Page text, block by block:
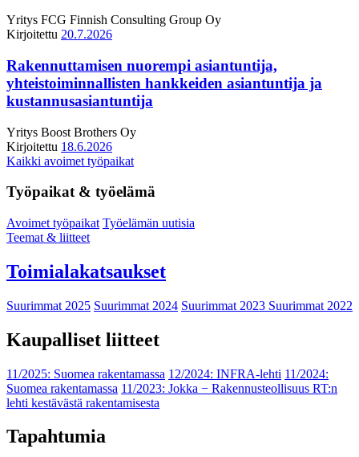
Yritys FCG Finnish Consulting Group Oy
Kirjoitettu 20.7.2026
Rakennuttamisen nuorempi asiantuntija,
yhteistoiminnallisten hankkeiden asiantuntija ja
kustannusasiantuntija
Yritys Boost Brothers Oy
Kirjoitettu 18.6.2026
Kaikki avoimet työpaikat
Työpaikat & työelämä
Avoimet työpaikat Työelämän uutisia
Teemat & liitteet
Toimialakatsaukset
Suurimmat 2025 Suurimmat 2024 Suurimmat 2023 Suurimmat 2022
Kaupalliset liitteet
11/2025: Suomea rakentamassa 12/2024: INFRA-lehti 11/2024:
Suomea rakentamassa 11/2023: Jokka − Rakennusteollisuus RT:n
lehti kestävästä rakentamisesta
Tapahtumia